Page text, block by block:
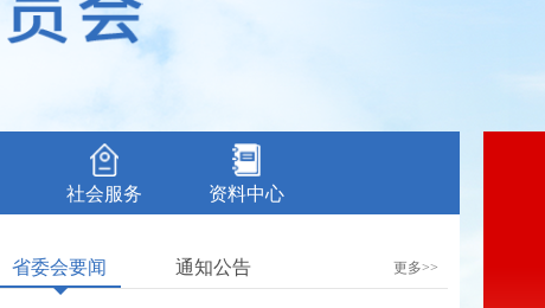
社会服务 资料中心
省委会要闻 通知公告 更多>>